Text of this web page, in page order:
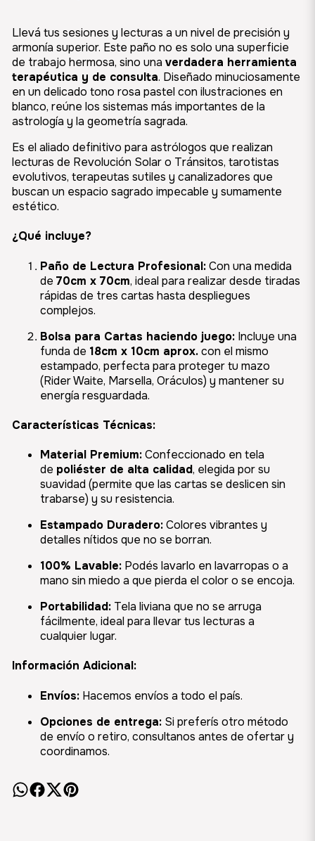
Llevá tus sesiones y lecturas a un nivel de precisión y
armonía superior. Este paño no es solo una superficie
de trabajo hermosa, sino una verdadera herramienta
terapéutica y de consulta. Diseñado minuciosamente
en un delicado tono rosa pastel con ilustraciones en
blanco, reúne los sistemas más importantes de la
astrología y la geometría sagrada.
Es el aliado definitivo para astrólogos que realizan
lecturas de Revolución Solar o Tránsitos, tarotistas
evolutivos, terapeutas sutiles y canalizadores que
buscan un espacio sagrado impecable y sumamente
estético.
¿Qué incluye?
Paño de Lectura Profesional:Con una medida
de 70cm x 70cm, ideal para realizar desde tiradas
rápidas de tres cartas hasta despliegues
complejos.
Bolsa para Cartas haciendo juego:Incluye una
funda de 18cm x 10cm aprox.con el mismo
estampado, perfecta para proteger tu mazo
(Rider Waite, Marsella, Oráculos) y mantener su
energía resguardada.
Características Técnicas:
Material Premium:Confeccionado en tela
de poliéster de alta calidad, elegida por su
suavidad (permite que las cartas se deslicen sin
trabarse) y su resistencia.
Estampado Duradero:Colores vibrantes y
detalles nítidos que no se borran.
100% Lavable:Podés lavarlo en lavarropas o a
mano sin miedo a que pierda el color o se encoja.
Portabilidad:Tela liviana que no se arruga
fácilmente, ideal para llevar tus lecturas a
cualquier lugar.
Información Adicional:
Envíos:Hacemos envíos a todo el país.
Opciones de entrega:Si preferís otro método
de envío o retiro, consultanos antes de ofertar y
coordinamos.